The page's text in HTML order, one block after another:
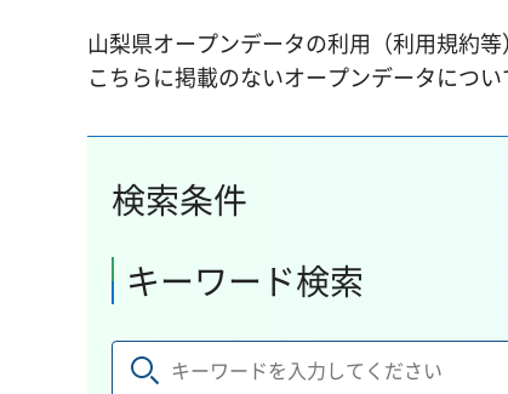
山梨県オープンデータの利用（利用規約等
こちらに掲載のないオープンデータについ
検索条件
キーワード検索